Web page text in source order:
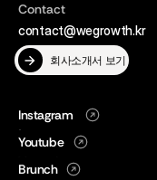
Contact
contact@wegrowth.kr
회사소개서 보기
Instagram
Instagram
Youtube
Youtube
Brunch